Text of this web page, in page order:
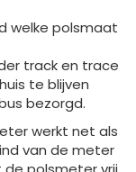
welke polsmaat
track en trace
te blijven
bezorgd.
werkt net als
van de meter